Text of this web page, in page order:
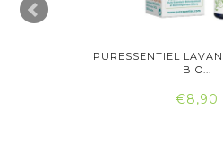
PURESSENTIEL
BIO...
€8,90